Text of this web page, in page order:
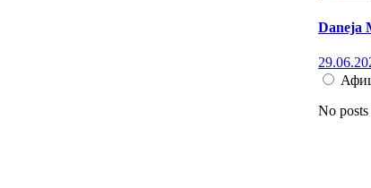
Daneja
No